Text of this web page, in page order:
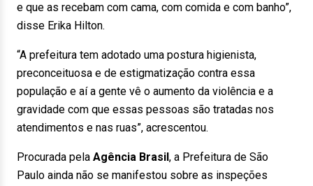
e que as recebam com cama, com comida e com banho”,
disse Erika Hilton.
“A prefeitura tem adotado uma postura higienista,
preconceituosa e de estigmatização contra essa
população e aí a gente vê o aumento da violência e a
gravidade com que essas pessoas são tratadas nos
atendimentos e nas ruas”, acrescentou.
Procurada pela Agência Brasil, a Prefeitura de São
Paulo ainda não se manifestou sobre as inspeções